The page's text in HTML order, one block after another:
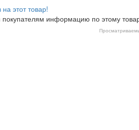
этот товар!
информацию по этому